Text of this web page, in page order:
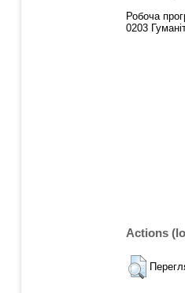
Робоча
0203
Actions